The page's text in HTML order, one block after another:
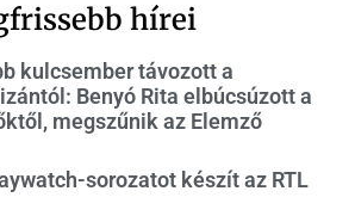
hírei
kulcsember távozott a
Benyó Rita elbúcsúzott a
megszűnik az Elemző
sorozatot készít az RTL